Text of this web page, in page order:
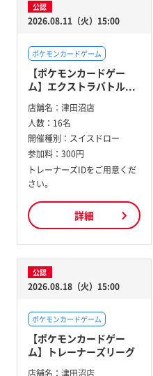
公認
2026.08.11（火）15:00
ポケモンカードゲーム
【ポケモンカードゲー
ム】エクストラバトル...
店舗名： 津田沼店
人数： 16名
開催種別： スイスドロー
参加料： 300円
トレーナーズIDをご用意くだ
さい。
詳細
公認
2026.08.18（火）15:00
ポケモンカードゲーム
【ポケモンカードゲー
ム】トレーナーズリーグ
店舗名： 津田沼店